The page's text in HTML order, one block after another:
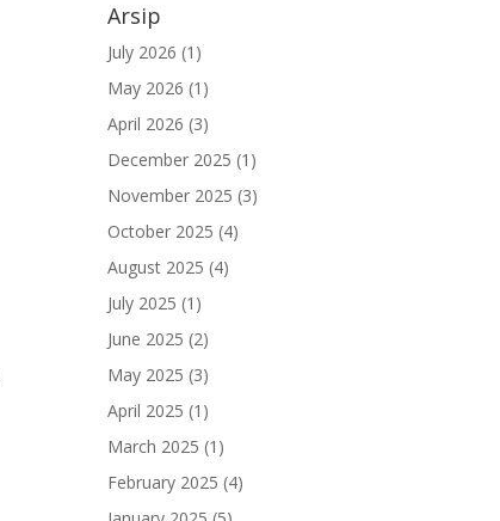
Arsip
July 2026 (1)
May 2026 (1)
April 2026 (3)
December 2025 (1)
November 2025 (3)
October 2025 (4)
August 2025 (4)
July 2025 (1)
June 2025 (2)
May 2025 (3)
April 2025 (1)
March 2025 (1)
February 2025 (4)